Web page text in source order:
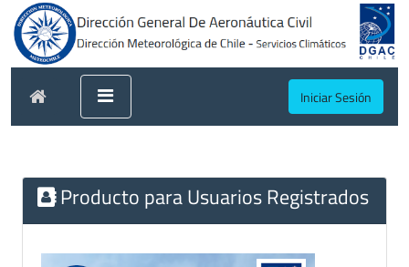
Iniciar Sesión
Producto para Usuarios Registrados